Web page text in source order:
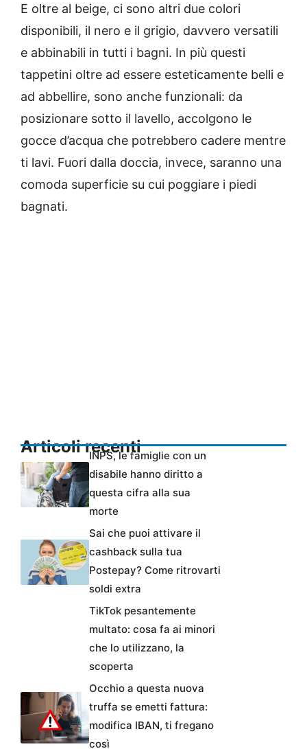
E oltre al beige, ci sono altri due colori
disponibili, il nero e il grigio, davvero versatili
e abbinabili in tutti i bagni. In più questi
tappetini oltre ad essere esteticamente belli e
ad abbellire, sono anche funzionali: da
posizionare sotto il lavello, accolgono le
gocce d’acqua che potrebbero cadere mentre
ti lavi. Fuori dalla doccia, invece, saranno una
comoda superficie su cui poggiare i piedi
bagnati.
Articoli recentiINPS, le famiglie con un
disabile hanno diritto a
questa cifra alla sua
morte
Sai che puoi attivare il
cashback sulla tua
Postepay? Come ritrovarti
soldi extra
TikTok pesantemente
multato: cosa fa ai minori
che lo utilizzano, la
scoperta
Occhio a questa nuova
truffa se emetti fattura:
modifica IBAN, ti fregano
così